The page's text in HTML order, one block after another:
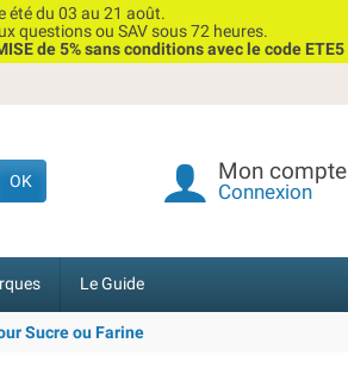
été du 03 au 21 août.
questions ou SAV sous 72 heures.
de 5% sans conditions avec le code ETE5
OK Mon compte
Connexion
Le Guide
Sucre ou Farine